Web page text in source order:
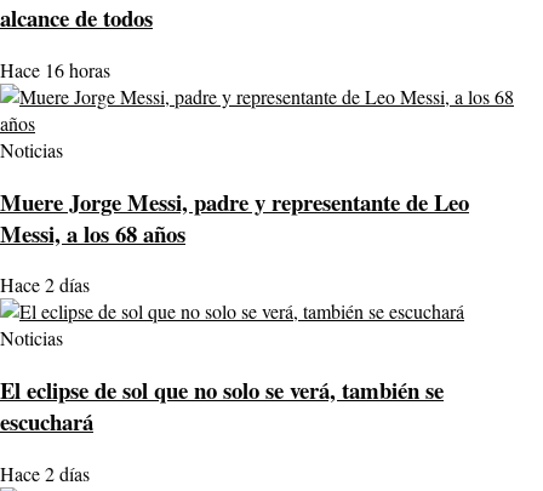
alcance de todos
Hace 16 horas
Noticias
Muere Jorge Messi, padre y representante de Leo
Messi, a los 68 años
Hace 2 días
Noticias
El eclipse de sol que no solo se verá, también se
escuchará
Hace 2 días